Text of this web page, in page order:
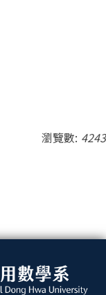
瀏覽數: 4243